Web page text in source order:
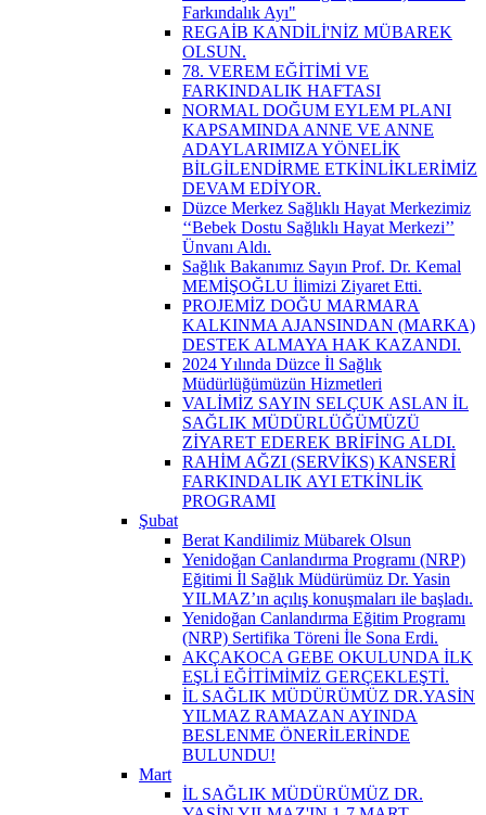
Farkındalık Ayı"
REGAİB KANDİLİ'NİZ MÜBAREK
OLSUN.
78. VEREM EĞİTİMİ VE
FARKINDALIK HAFTASI
NORMAL DOĞUM EYLEM PLANI
KAPSAMINDA ANNE VE ANNE
ADAYLARIMIZA YÖNELİK
BİLGİLENDİRME ETKİNLİKLERİMİZ
DEVAM EDİYOR.
Düzce Merkez Sağlıklı Hayat Merkezimiz
‘‘Bebek Dostu Sağlıklı Hayat Merkezi’’
Ünvanı Aldı.
Sağlık Bakanımız Sayın Prof. Dr. Kemal
MEMİŞOĞLU İlimizi Ziyaret Etti.
PROJEMİZ DOĞU MARMARA
KALKINMA AJANSINDAN (MARKA)
DESTEK ALMAYA HAK KAZANDI.
2024 Yılında Düzce İl Sağlık
Müdürlüğümüzün Hizmetleri
VALİMİZ SAYIN SELÇUK ASLAN İL
SAĞLIK MÜDÜRLÜĞÜMÜZÜ
ZİYARET EDEREK BRİFİNG ALDI.
RAHİM AĞZI (SERVİKS) KANSERİ
FARKINDALIK AYI ETKİNLİK
PROGRAMI
Şubat
Berat Kandilimiz Mübarek Olsun
Yenidoğan Canlandırma Programı (NRP)
Eğitimi İl Sağlık Müdürümüz Dr. Yasin
YILMAZ’ın açılış konuşmaları ile başladı.
Yenidoğan Canlandırma Eğitim Programı
(NRP) Sertifika Töreni İle Sona Erdi.
AKÇAKOCA GEBE OKULUNDA İLK
EŞLİ EĞİTİMİMİZ GERÇEKLEŞTİ.
İL SAĞLIK MÜDÜRÜMÜZ DR.YASİN
YILMAZ RAMAZAN AYINDA
BESLENME ÖNERİLERİNDE
BULUNDU!
Mart
İL SAĞLIK MÜDÜRÜMÜZ DR.